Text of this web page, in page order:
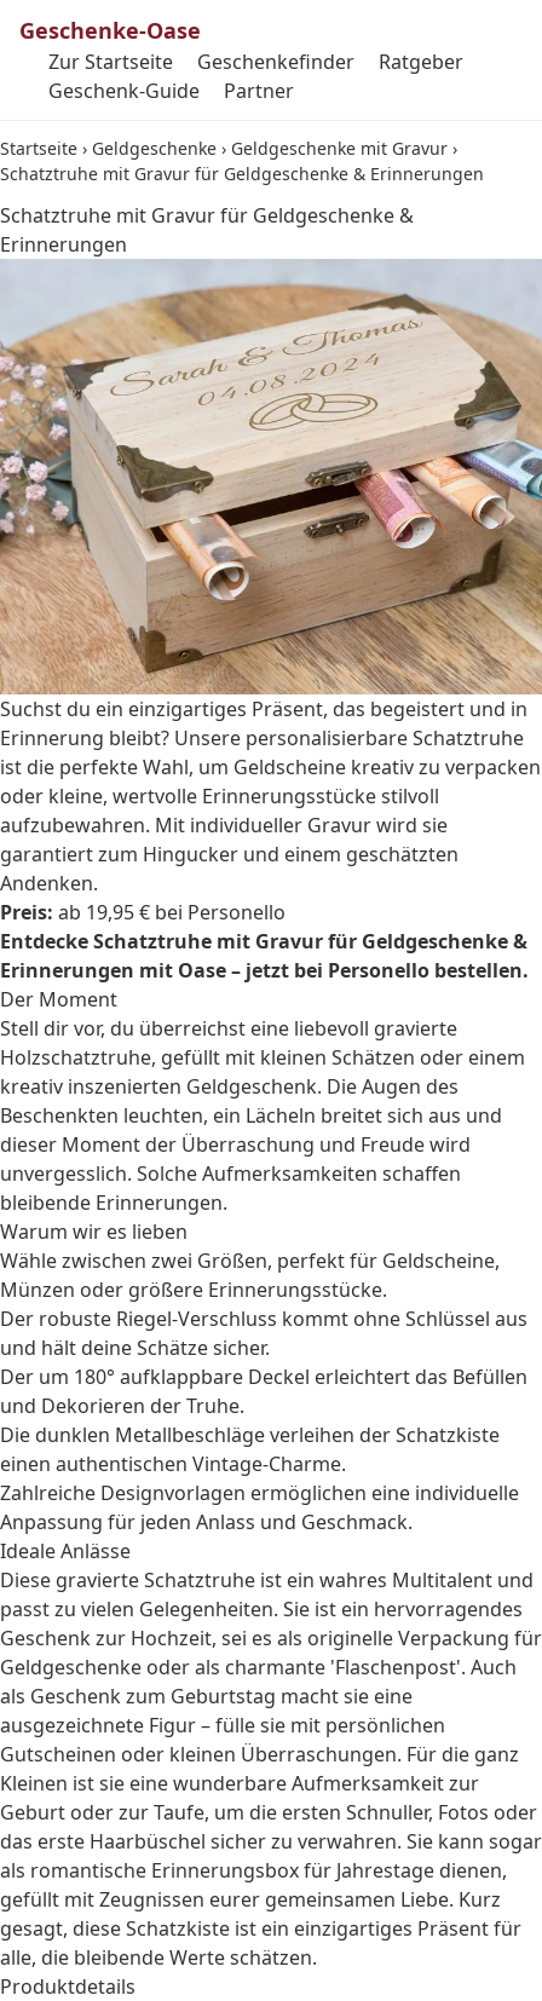
Geschenke-Oase
Zur Startseite Geschenkefinder
Ratgeber
Geschenk-Guide
Partner
Startseite › Geldgeschenke › Geldgeschenke mit Gravur ›
Schatztruhe mit Gravur für Geldgeschenke & Erinnerungen
Schatztruhe mit Gravur für Geldgeschenke &
Erinnerungen
Suchst du ein einzigartiges Präsent, das begeistert und in
Erinnerung bleibt? Unsere personalisierbare Schatztruhe
ist die perfekte Wahl, um Geldscheine kreativ zu verpacken
oder kleine, wertvolle Erinnerungsstücke stilvoll
aufzubewahren. Mit individueller Gravur wird sie
garantiert zum Hingucker und einem geschätzten
Andenken.
Preis: ab 19,95 € bei Personello
Entdecke Schatztruhe mit Gravur für Geldgeschenke &
Erinnerungen mit Oase – jetzt bei Personello bestellen.
Der Moment
Stell dir vor, du überreichst eine liebevoll gravierte
Holzschatztruhe, gefüllt mit kleinen Schätzen oder einem
kreativ inszenierten Geldgeschenk. Die Augen des
Beschenkten leuchten, ein Lächeln breitet sich aus und
dieser Moment der Überraschung und Freude wird
unvergesslich. Solche Aufmerksamkeiten schaffen
bleibende Erinnerungen.
Warum wir es lieben
Wähle zwischen zwei Größen, perfekt für Geldscheine,
Münzen oder größere Erinnerungsstücke.
Der robuste Riegel-Verschluss kommt ohne Schlüssel aus
und hält deine Schätze sicher.
Der um 180° aufklappbare Deckel erleichtert das Befüllen
und Dekorieren der Truhe.
Die dunklen Metallbeschläge verleihen der Schatzkiste
einen authentischen Vintage-Charme.
Zahlreiche Designvorlagen ermöglichen eine individuelle
Anpassung für jeden Anlass und Geschmack.
Ideale Anlässe
Diese gravierte Schatztruhe ist ein wahres Multitalent und
passt zu vielen Gelegenheiten. Sie ist ein hervorragendes
Geschenk zur Hochzeit, sei es als originelle Verpackung für
Geldgeschenke oder als charmante 'Flaschenpost'. Auch
als Geschenk zum Geburtstag macht sie eine
ausgezeichnete Figur – fülle sie mit persönlichen
Gutscheinen oder kleinen Überraschungen. Für die ganz
Kleinen ist sie eine wunderbareAufmerksamkeit zur
Geburt oderzur Taufe, um die ersten Schnuller, Fotos oder
das erste Haarbüschel sicher zu verwahren. Sie kann sogar
als romantische Erinnerungsbox für Jahrestage dienen,
gefüllt mit Zeugnissen eurer gemeinsamen Liebe. Kurz
gesagt, diese Schatzkiste ist ein einzigartiges Präsent für
alle, die bleibende Werte schätzen.
Produktdetails